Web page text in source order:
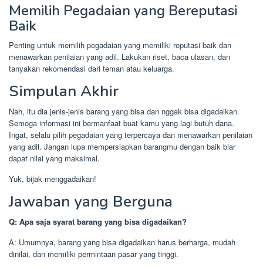
Memilih Pegadaian yang Bereputasi
Baik
Penting untuk memilih pegadaian yang memiliki reputasi baik dan
menawarkan penilaian yang adil. Lakukan riset, baca ulasan, dan
tanyakan rekomendasi dari teman atau keluarga.
Simpulan Akhir
Nah, itu dia jenis-jenis barang yang bisa dan nggak bisa digadaikan.
Semoga informasi ini bermanfaat buat kamu yang lagi butuh dana.
Ingat, selalu pilih pegadaian yang terpercaya dan menawarkan penilaian
yang adil. Jangan lupa mempersiapkan barangmu dengan baik biar
dapat nilai yang maksimal.
Yuk, bijak menggadaikan!
Jawaban yang Berguna
Q: Apa saja syarat barang yang bisa digadaikan?
A: Umumnya, barang yang bisa digadaikan harus berharga, mudah
dinilai, dan memiliki permintaan pasar yang tinggi.